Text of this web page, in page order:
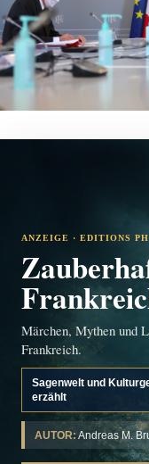
ANZEIGE · EDITIONS
Märchen, Mythen und
Frankreich.
Sagenwelt und
erzählt
AUTOR: Andreas M.